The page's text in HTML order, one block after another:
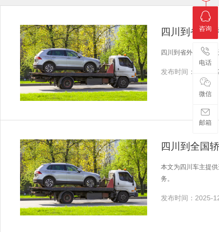
四川到省外
四川到省外轿车往
发布时间：2025-
四川到全国
本文为四川车主提
务。
发布时间：2025-
咨询
电话
微信
邮箱